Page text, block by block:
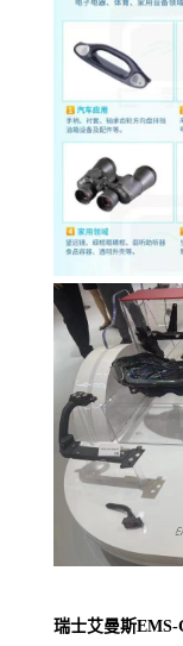
瑞士艾曼斯